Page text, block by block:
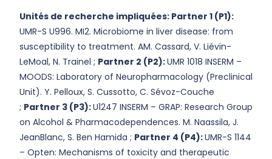
Unités de recherche impliquées: Partner 1 (P1):
UMR-S U996. MI2. Microbiome in liver disease: from
susceptibility to treatment. AM. Cassard, V. Liévin-
LeMoal, N. Trainel ; Partner 2 (P2):UMR 1018 INSERM –
MOODS: Laboratory of Neuropharmacology (Preclinical
Unit). Y. Pelloux, S. Cussotto, C. Sévoz-Couche
; Partner 3 (P3):U1247 INSERM – GRAP: Research Group
on Alcohol & Pharmacodependences. M. Naassila, J.
JeanBlanc, S. Ben Hamida ; Partner 4 (P4):UMR-S 1144
– Opten: Mechanisms of toxicity and therapeutic